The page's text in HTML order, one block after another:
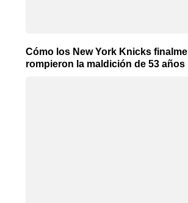
Cómo los New York Knicks
rompieron la maldición de 53 años